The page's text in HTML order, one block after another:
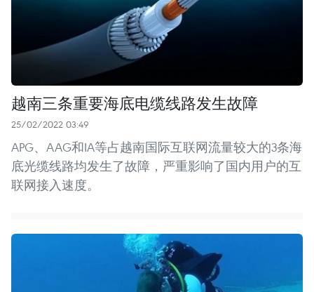
越南三条重要海底电缆线路发生故障
25/02/2022 03:49
APG、AAG和IA等占越南国际互联网流量较大的3条海
底光缆线路均发生了故障，严重影响了国内用户的互
联网接入速度。